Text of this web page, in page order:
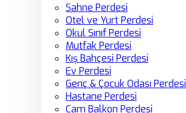
Sahne Perdesi
Otel ve Yurt Perdesi
Okul Sınıf Perdesi
Mutfak Perdesi
Kış Bahçesi Perdesi
Ev Perdesi
Genç & Çocuk Odası Perdesi
Hastane Perdesi
Cam Balkon Perdesi